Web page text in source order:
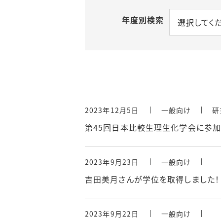
年度別検索 選択してく
2023年12月5日 一般向け
第45回日本比較生理生化学会に参加
2023年9月23日 一般向け
吉田美月さんが学位を取得しました！
2023年9月22日 一般向け